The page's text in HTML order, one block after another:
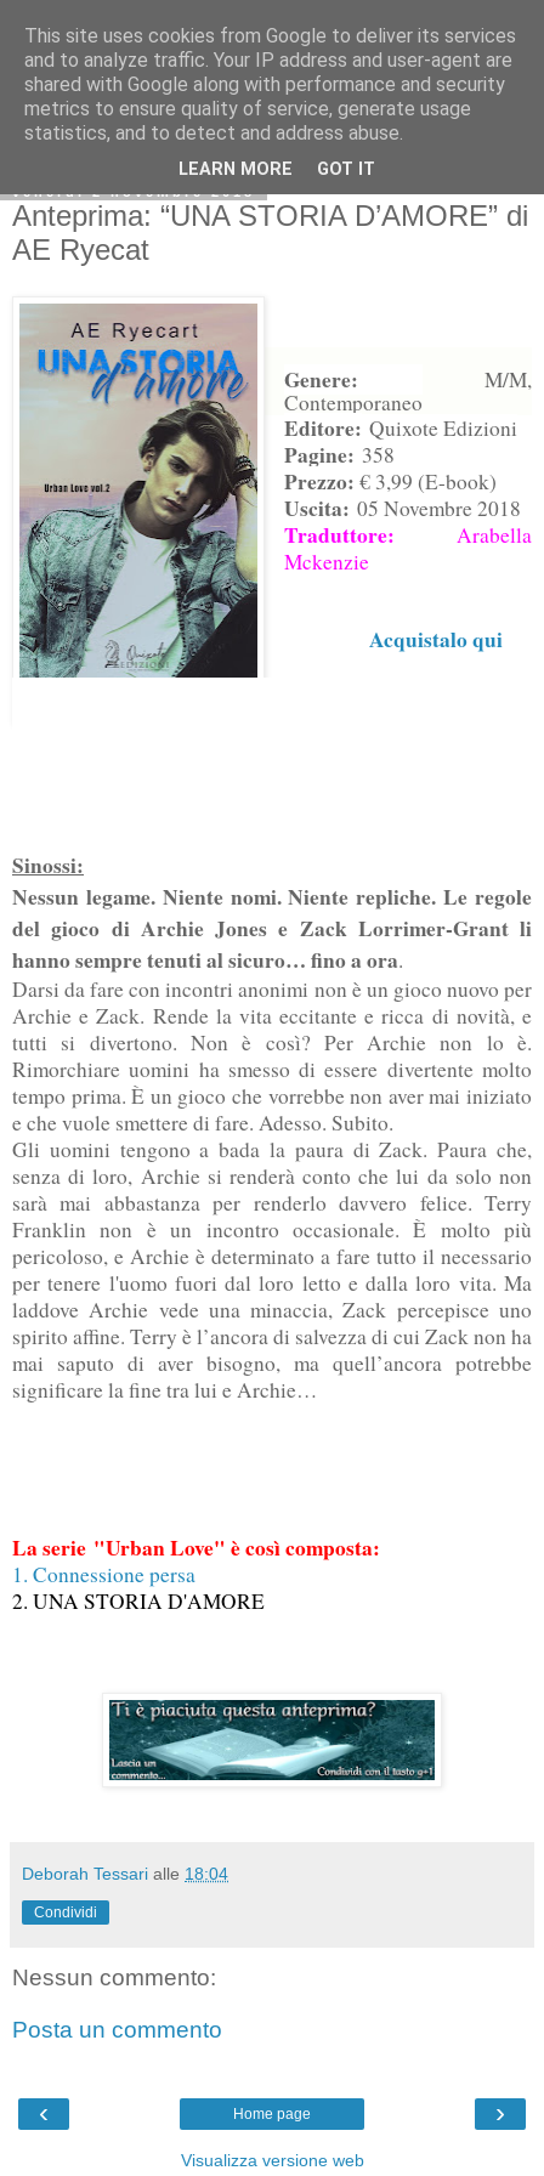
venerdì 2 novembre 2018
Anteprima: “UNA STORIA D’AMORE” di
AE Ryecat
Genere:
M/M,
Contemporaneo
Editore: Quixote Edizioni
Pagine: 358
Prezzo: € 3,99 (E-book)
Uscita: 05 Novembre 2018
Traduttore:
Arabella
Mckenzie
Acquistalo qui
Sinossi:
Nessun legame. Niente nomi. Niente repliche. Le regole
del gioco di Archie Jones e Zack Lorrimer-Grant li
hanno sempre tenuti al sicuro… fino a ora.
Darsi da fare con incontri anonimi non è un gioco nuovo per
Archie e Zack. Rende la vita eccitante e ricca di novità, e
tutti si divertono. Non è così? Per Archie non lo è.
Rimorchiare uomini ha smesso di essere divertente molto
tempo prima. È un gioco che vorrebbe non aver mai iniziato
e che vuole smettere di fare. Adesso. Subito.
Gli uomini tengono a bada la paura di Zack. Paura che,
senza di loro, Archie si renderà conto che lui da solo non
sarà mai abbastanza per renderlo davvero felice. Terry
Franklin non è un incontro occasionale. È molto più
pericoloso, e Archie è determinato a fare tutto il necessario
per tenere l'uomo fuori dal loro letto e dalla loro vita. Ma
laddove Archie vede una minaccia, Zack percepisce uno
spirito affine. Terry è l’ancora di salvezza di cui Zack non ha
mai saputo di aver bisogno, ma quell’ancora potrebbe
significare la fine tra lui e Archie…
La serie "Urban Love" è così composta:
1. Connessione persa
2. UNA STORIA D'AMORE
Deborah Tessari alle 18:04
Condividi
Nessun commento:
Posta un commento
‹ ›
Home page
Visualizza versione web
This site uses cookies from Google to deliver its services
and to analyze traffic. Your IP address and user-agent are
shared with Google along with performance and security
metrics to ensure quality of service, generate usage
statistics, and to detect and address abuse.
LEARN MORE GOT IT